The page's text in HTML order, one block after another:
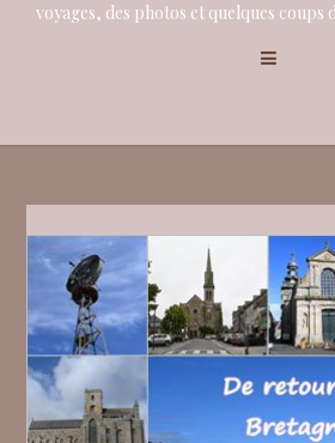
voyages, des photos et quelques coups